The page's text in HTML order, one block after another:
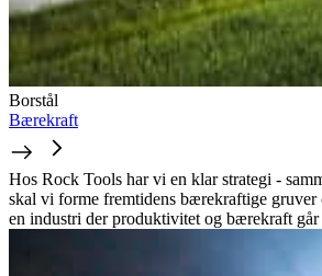
Borstål
Bærekraft
Hos Rock Tools har vi en klar strategi -
skal vi forme fremtidens bærekraftige gruver
en industri der produktivitet og bærekraft går